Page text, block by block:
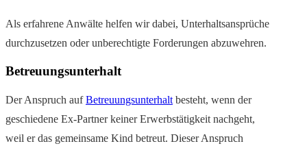
Als erfahrene Anwälte helfen wir dabei, Unterhaltsansprüche
durchzusetzen oder unberechtigte Forderungen abzuwehren.
Betreuungsunterhalt
Der Anspruch aufBetreuungsunterhalt besteht, wenn der
geschiedene Ex-Partner keiner Erwerbstätigkeit nachgeht,
weil er das gemeinsame Kind betreut. Dieser Anspruch